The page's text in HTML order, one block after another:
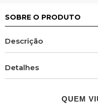
SOBRE O PRODUTO
Descrição
Detalhes
QUEM